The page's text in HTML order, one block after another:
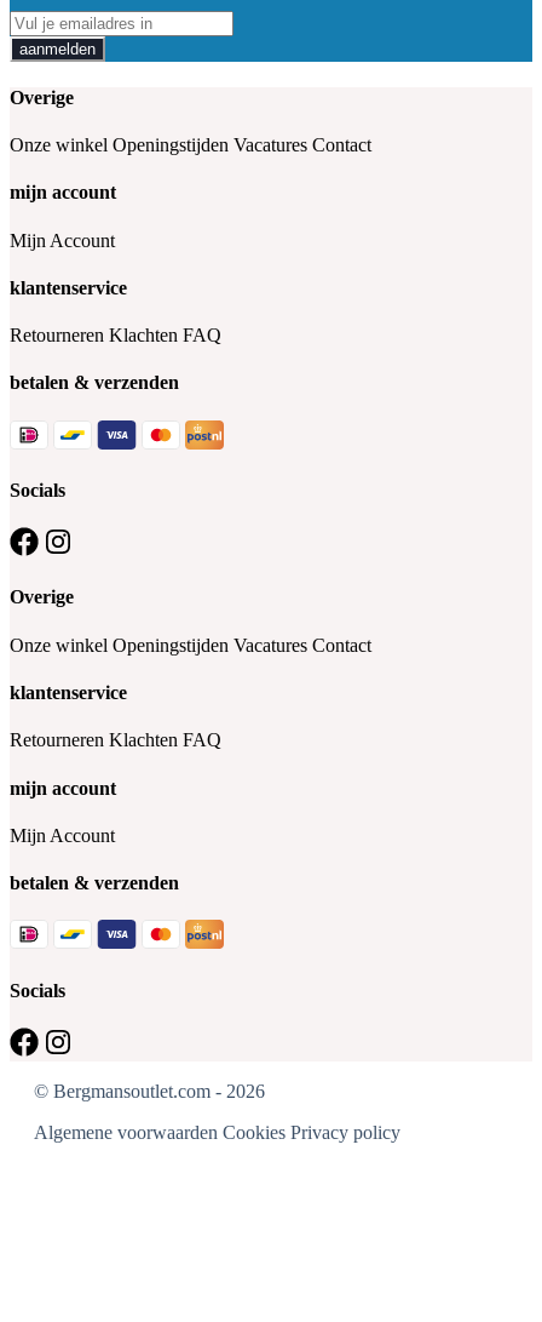
aanmelden
Overige
Onze winkel Openingstijden Vacatures Contact
mijn account
Mijn Account
klantenservice
Retourneren Klachten FAQ
betalen & verzenden
Socials
Overige
Onze winkel Openingstijden Vacatures Contact
klantenservice
Retourneren Klachten FAQ
mijn account
Mijn Account
betalen & verzenden
Socials
© Bergmansoutlet.com - 2026
Algemene voorwaarden Cookies Privacy policy